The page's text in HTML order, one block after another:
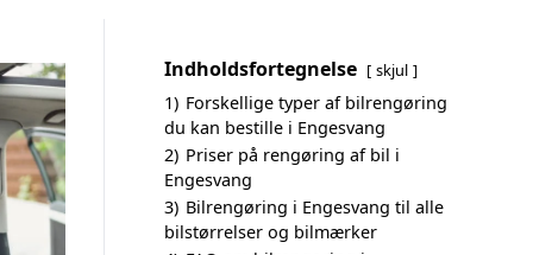
Indholdsfortegnelse skjul
1) Forskellige typer af bilrengøring
du kan bestille i Engesvang
2) Priser på rengøring af bil i
Engesvang
3) Bilrengøring i Engesvang til alle
bilstørrelser og bilmærker